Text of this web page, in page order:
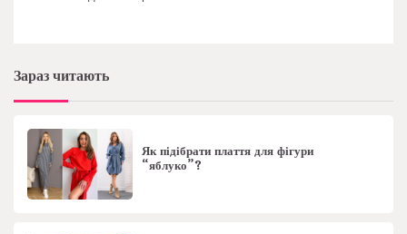
Зараз читають
Як підібрати плаття для фігури
“яблуко”?